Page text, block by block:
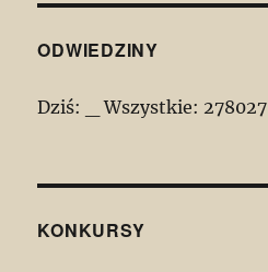
ODWIEDZINY
Dziś: Wszystkie: 278027
KONKURSY